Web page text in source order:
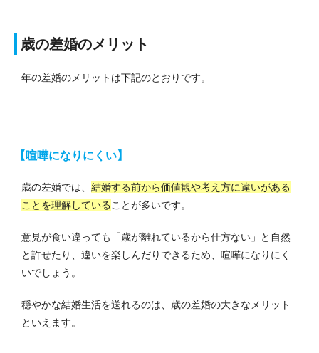
歳の差婚のメリット
年の差婚のメリットは下記のとおりです。
【喧嘩になりにくい】
歳の差婚では、 結婚する前から価値観や考え方に違いがある
ことを理解している ことが多いです。
意見が食い違っても「歳が離れているから仕方ない」と自然
と許せたり、違いを楽しんだりできるため、喧嘩になりにく
いでしょう。
穏やかな結婚生活を送れるのは、歳の差婚の大きなメリット
といえます。